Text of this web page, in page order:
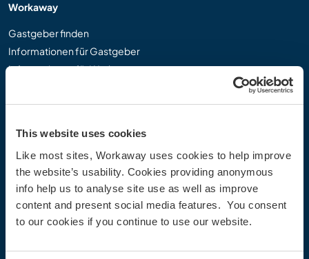
This website uses cookies
Like most sites, Workaway uses cookies to help improve
the website’s usability. Cookies providing anonymous
info help us to analyse site use as well as improve
content and present social media features. You consent
to our cookies if you continue to use our website.
Workaway
Gastgeber finden
Informationen für Gastgeber
Informationen für Workawayer
Als Host registrieren
Rabatte und Partner
Workaway Blog
Workaway Fotogalerie